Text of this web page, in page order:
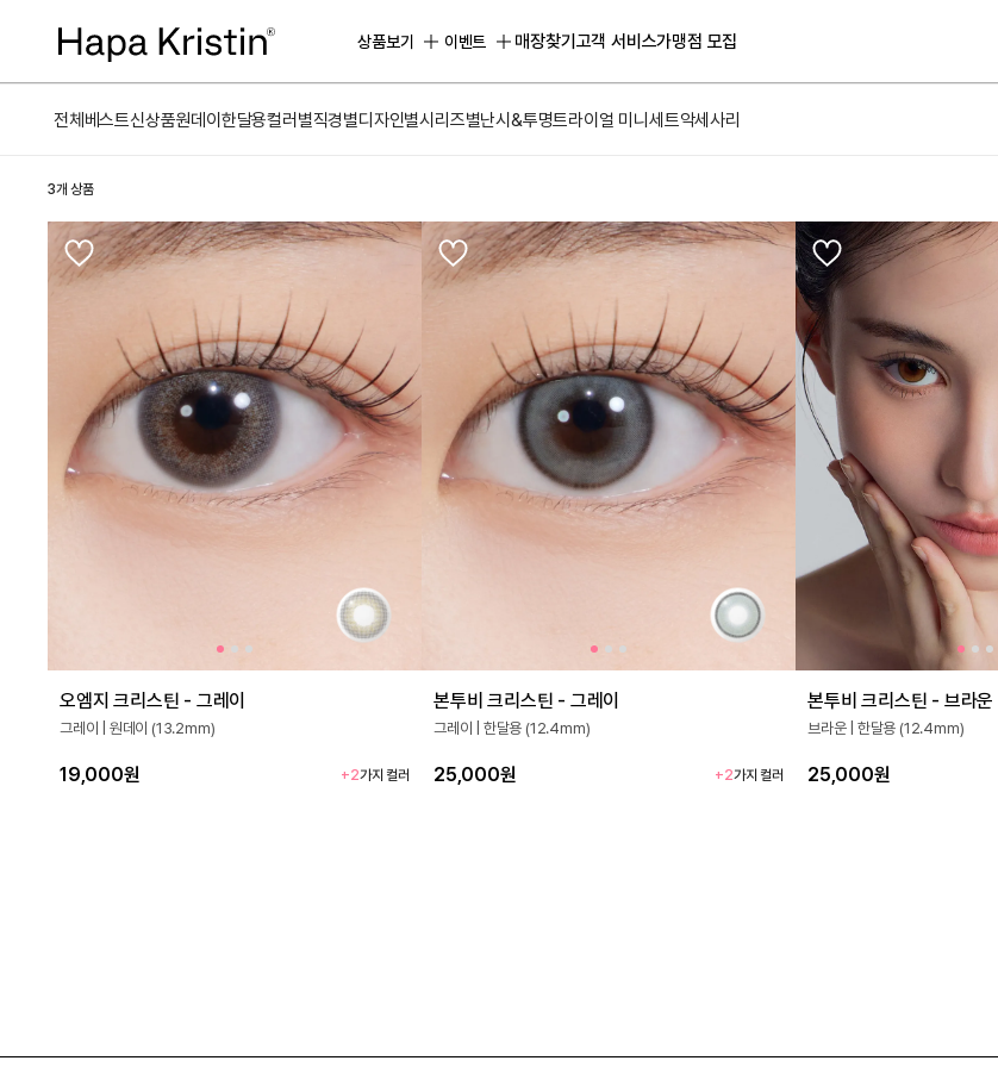
스
상품보기 이벤트 매장찾기 고객 서비스가맹점 모집
전체 베스트신상품원데이 한달용컬러별직경별디자인별시리즈별난시&투명트라이얼 미니세트악세사리
3개 상품
오엠지 크리스틴 - 그레이
그레이 | 원데이 (13.2mm)
19,000원 +2가지 컬러
본투비 크리스틴 - 그레이
그레이 | 한달용 (12.4mm)
25,000원 +2가지 컬러
본투비 크리스틴 - 브라운
브라운 | 한달용 (12.4mm)
25,000원